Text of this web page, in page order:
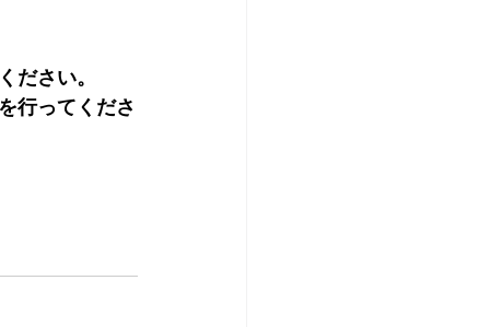
ださい。
行ってくださ